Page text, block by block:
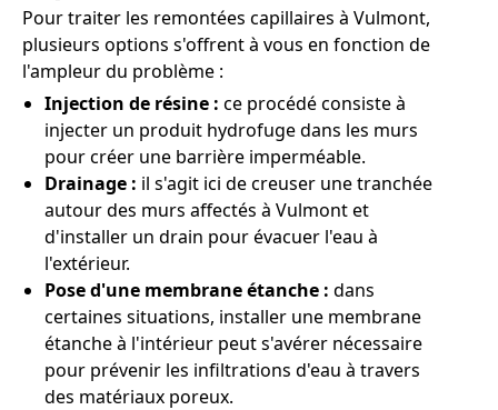
Pour traiter les remontées capillaires à Vulmont,
plusieurs options s'offrent à vous en fonction de
l'ampleur du problème :
Injection de résine : ce procédé consiste à
injecter un produit hydrofuge dans les murs
pour créer une barrière imperméable.
Drainage : il s'agit ici de creuser une tranchée
autour des murs affectés à Vulmont et
d'installer un drain pour évacuer l'eau à
l'extérieur.
Pose d'une membrane étanche : dans
certaines situations, installer une membrane
étanche à l'intérieur peut s'avérer nécessaire
pour prévenir les infiltrations d'eau à travers
des matériaux poreux.